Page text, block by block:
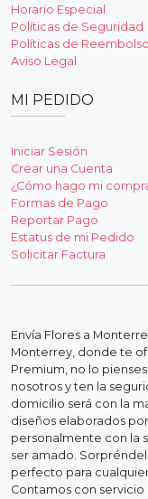
Horario Especial
Políticas de Seguridad
Políticas de Reembolso
Aviso Legal
MI PEDIDO
Iniciar Sesión
Crear una Cuenta
¿Cómo hago mi
Formas de Pago
Reportar Pago
Estatus de mi Pedido
Solicitar Factura
Envía Flores a
Monterrey, donde te
Premium, no lo
nosotros y ten la
domicilio será con la
diseños elaborados
personalmente con la
ser amado.
perfecto para
Contamos con